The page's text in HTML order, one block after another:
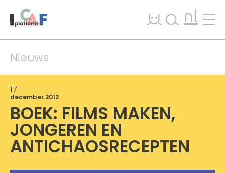
nl
Nieuws
17
december 2012
BOEK: FILMS MAKEN,
JONGEREN EN
ANTICHAOSRECEPTEN